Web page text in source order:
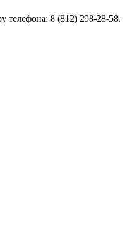
телефона: 8 (812) 298-28-58.